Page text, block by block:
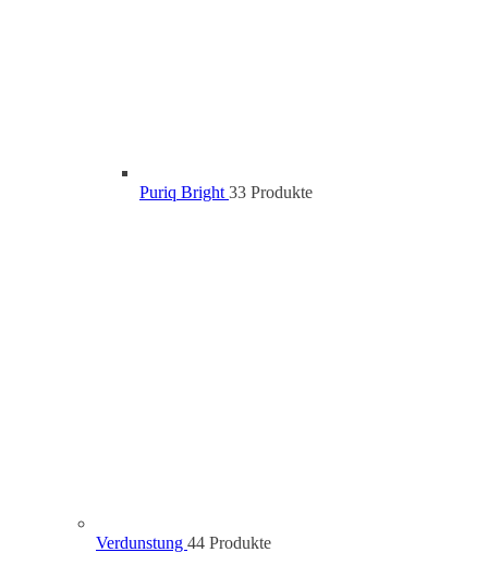
Puriq Bright 33 Produkte
Verdunstung 44 Produkte